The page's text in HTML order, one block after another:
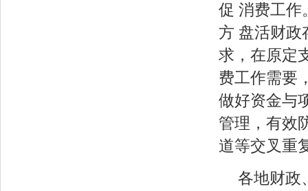
促 消费工作
方 盘活财政
求，在原定
费工作需要
做好资金与
管理，有效
道等交叉重
各地财政